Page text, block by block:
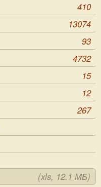
410
13074
93
4732
15
12
267
(xls, 12.1 МБ)